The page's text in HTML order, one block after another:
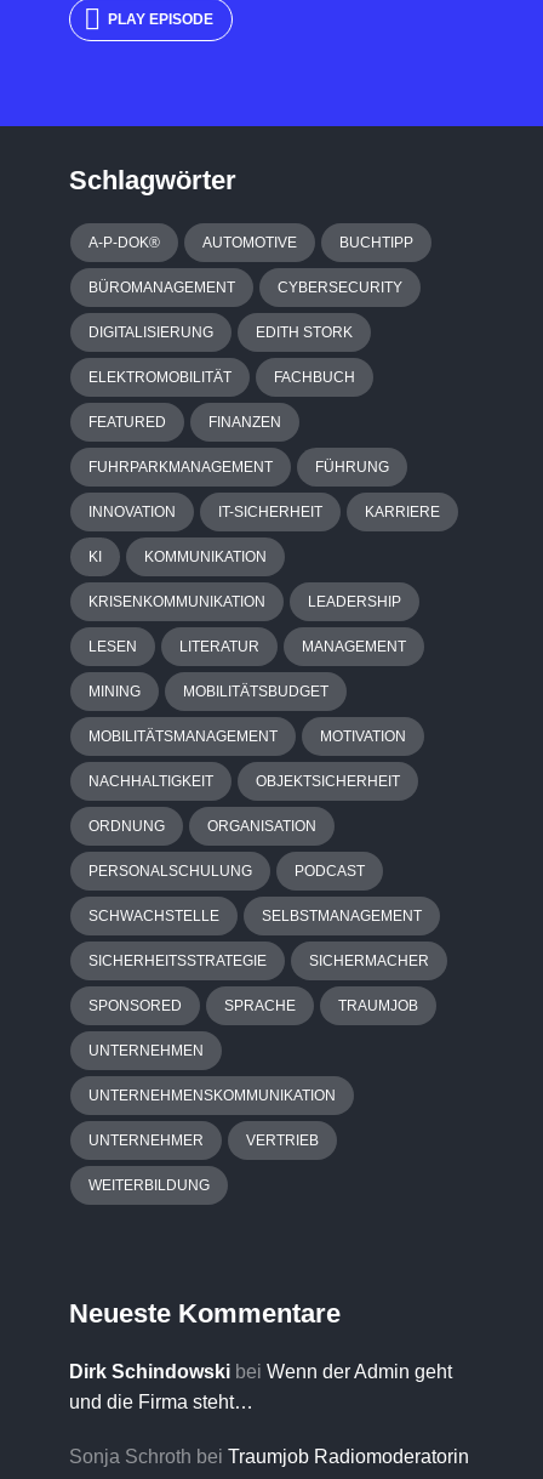
PLAY EPISODE
Schlagwörter
A-P-DOK® AUTOMOTIVE BUCHTIPP
BÜROMANAGEMENT CYBERSECURITY
DIGITALISIERUNG EDITH STORK
ELEKTROMOBILITÄT FACHBUCH
FEATURED FINANZEN
FUHRPARKMANAGEMENT FÜHRUNG
INNOVATION IT-SICHERHEIT KARRIERE
KI KOMMUNIKATION
KRISENKOMMUNIKATION LEADERSHIP
LESEN LITERATUR MANAGEMENT
MINING MOBILITÄTSBUDGET
MOBILITÄTSMANAGEMENT MOTIVATION
NACHHALTIGKEIT OBJEKTSICHERHEIT
ORDNUNG ORGANISATION
PERSONALSCHULUNG PODCAST
SCHWACHSTELLE SELBSTMANAGEMENT
SICHERHEITSSTRATEGIE SICHERMACHER
SPONSORED SPRACHE TRAUMJOB
UNTERNEHMEN
UNTERNEHMENSKOMMUNIKATION
UNTERNEHMER VERTRIEB
WEITERBILDUNG
Neueste Kommentare
Dirk Schindowski bei Wenn der Admin geht
und die Firma steht…
Sonja Schroth bei Traumjob Radiomoderatorin